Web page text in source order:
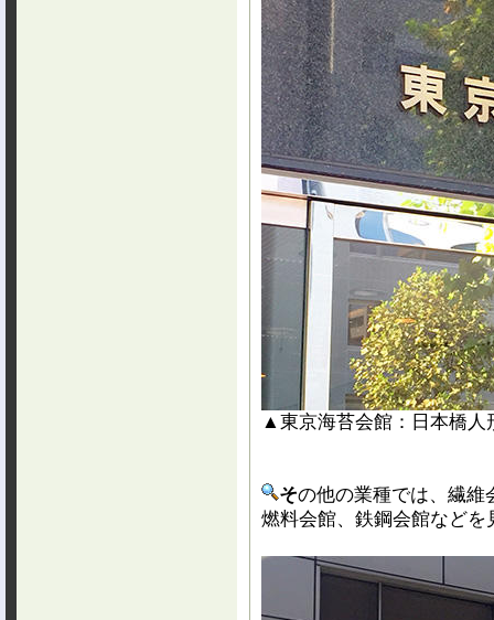
▲東京海苔会館：日本橋人
その他の業種では、繊維
燃料会館、鉄鋼会館など